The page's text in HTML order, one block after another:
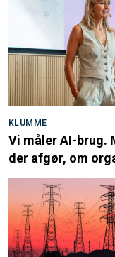
KLUMME
Vi måler AI-brug.
der afgør, om